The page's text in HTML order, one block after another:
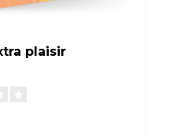
plaisir